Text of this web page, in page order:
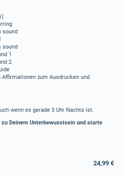
sound
sound
1
2
zum Ausdrucken und
wenn es gerade 3 Uhr Nachts ist.
Deinem Unterbewusstsein und starte
24,99 €